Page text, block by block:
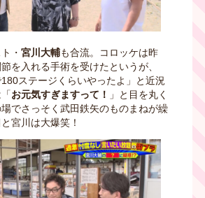
・ 宮川大輔も合流。コロッケは昨
を入れる手術を受けたというが、
180ステージくらいやったよ」と近況
お元気すぎますって！
」と目を丸く
でさっそく武田鉄矢のものまねが繰
宮川は大爆笑！